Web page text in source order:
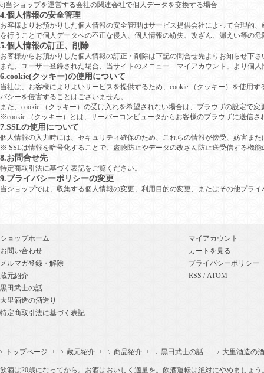
c)当ショップを運営する会社の関連会社で個人データを交換する場合
4.個人情報の安全管理
お客様よりお預かりした個人情報の安全管理はサービス提供会社によって合理的
を行うことで個人データへの不正な侵入、個人情報の紛失、改ざん、漏えい等の
5.個人情報の訂正、削除
お客様からお預かりした個人情報の訂正・削除は下記の問合せ先よりお知らせ下さ
また、ユーザー登録された場合、当サイトのメニュー「マイアカウント」より個
6.cookie(クッキー)の使用について
当社は、お客様によりよいサービスを提供するため、cookie （クッキー）を使用
バシーを侵害することはございません。
また、cookie （クッキー）の受け入れを希望されない場合は、ブラウザの設定で
※cookie （クッキー）とは、サーバーコンピュータからお客様のブラウザに送信
7.SSLの使用について
個人情報の入力時には、セキュリティ確保のため、これらの情報が傍受、妨害ま
※ SSLは情報を暗号化することで、盗聴防止やデータの改ざん防止送受信する機
8.お問合せ先
特定商取引法に基づく表記をご覧ください。
9.プライバシーポリシーの変更
当ショップでは、収集する個人情報の変更、利用目的の変更、またはその他プラ
ショップホーム
お問い合わせ
メルマガ登録・解除
蔵元紹介
黒田武士の話
大里酒造の酒造り
特定商取引法に基づく表記
マイアカウント
カートを見る
プライバシーポリシー
RSS /ATOM
トップページ 蔵元紹介 商品紹介 黒田武士の話 大里酒造の
飲酒は20歳になってから。お酒はおいしく適量を。飲酒運転は絶対にやめましょう